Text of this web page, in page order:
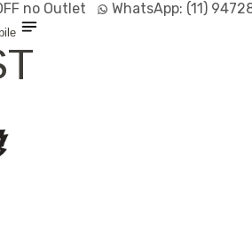
WhatsApp:(11) 94728-9569